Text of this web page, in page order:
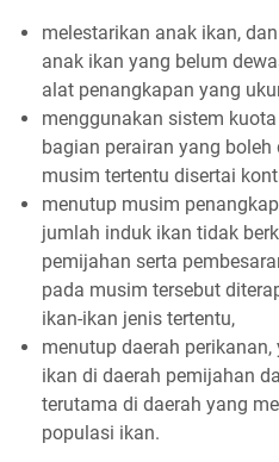
melestarikan anak ikan,
anak ikan yang belum
alat penangkapan yang
menggunakan sistem
bagian perairan yang
musim tertentu disertai
menutup musim
jumlah induk ikan tidak
pemijahan serta
pada musim tersebut
ikan-ikan jenis tertentu,
menutup daerah
ikan di daerah pemijahan
terutama di daerah yang
populasi ikan.